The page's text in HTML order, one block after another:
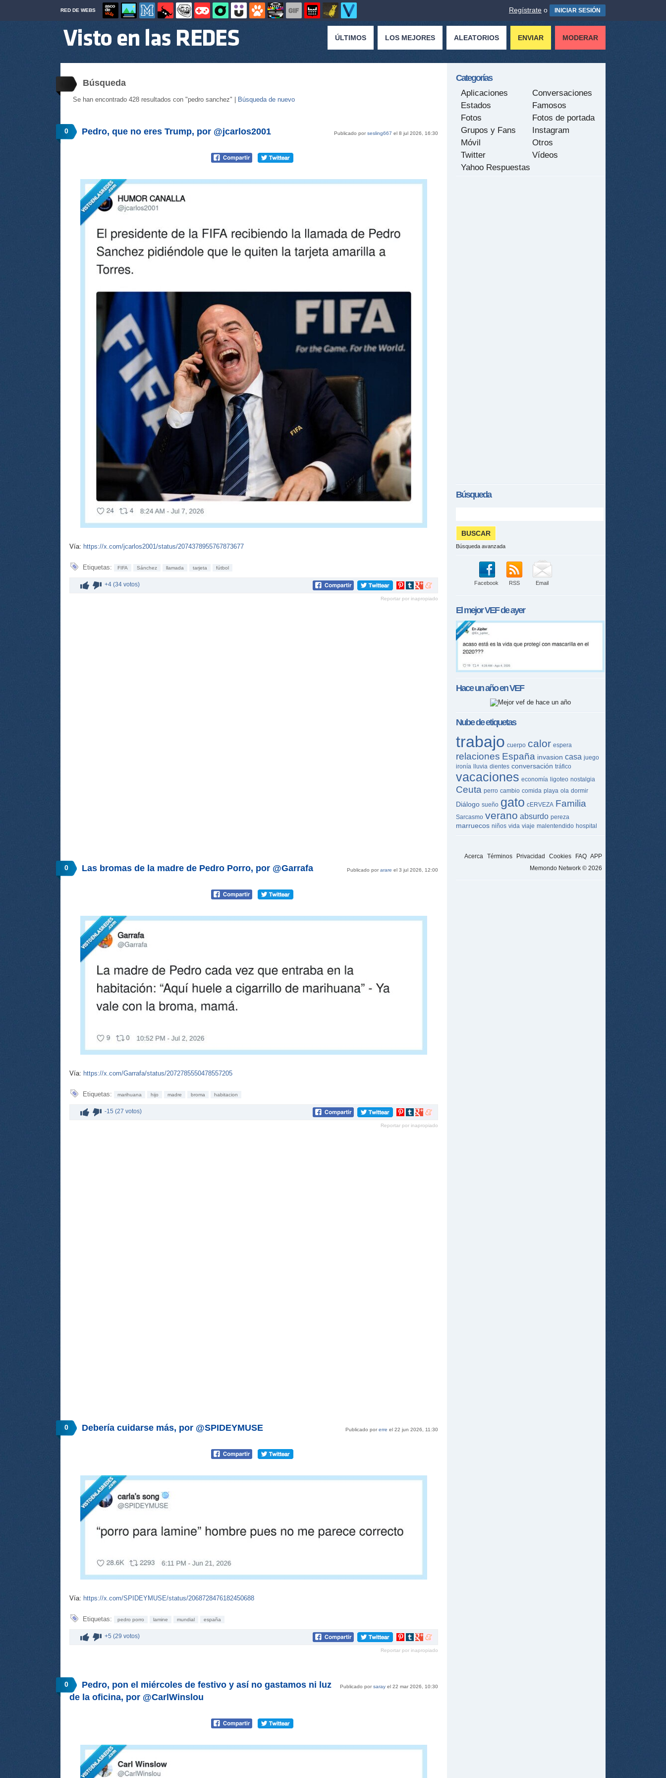
RED DE WEBS Regístrate o INICIAR SESIÓN
ÚLTIMOS LOS MEJORES ALEATORIOS ENVIAR MODERAR
Búsqueda
Se han encontrado 428 resultados con "pedro sanchez" | Búsqueda de nuevo
0 Publicado porsesling667 el 8 jul 2026, 16:30
Pedro, que no eres Trump, por @jcarlos2001
Vía: https://x.com/jcarlos2001/status/2074378955767873677
Etiquetas: FIFA Sánchez llamada tarjeta fútbol
+4 (34 votos)
Compartir
Pinterest
Compartir
tumblr
Compartir
Google+
Compartir
meneame
Reportar por inapropiado
0 Publicado porarare el 3 jul 2026, 12:00
Las bromas de la madre de Pedro Porro, por @Garrafa
Vía: https://x.com/Garrafa/status/2072785550478557205
Etiquetas: marihuana hijo madre broma habitacion
-15 (27 votos)
Compartir
Pinterest
Compartir
tumblr
Compartir
Google+
Compartir
meneame
Reportar por inapropiado
0 Publicado porerre el 22 jun 2026, 11:30
Debería cuidarse más, por @SPIDEYMUSE
Vía: https://x.com/SPIDEYMUSE/status/2068728476182450688
Etiquetas: pedro porro lamine mundial españa
+5 (29 votos)
Compartir
Pinterest
Compartir
tumblr
Compartir
Google+
Compartir
meneame
Reportar por inapropiado
0 Publicado porsaray el 22 mar 2026, 10:30
Pedro, pon el miércoles de festivo y así no gastamos ni luz
de la oficina, por @CarlWinslou
Categorías
Aplicaciones
Conversaciones
Estados
Famosos
Fotos
Fotos de portada
Grupos y Fans
Instagram
Móvil
Otros
Twitter
Vídeos
Yahoo Respuestas
Búsqueda
Búsqueda avanzada
Facebook RSS Email
El mejorVEFde ayer
Hace un año enVEF
Nube de etiquetas
trabajo cuerpo calor espera
relaciones España invasion casa juego
ironía lluvia dientes conversación tráfico
vacaciones economía ligoteo nostalgia
Ceuta perro cambio comida playa ola dormir
Diálogo sueño gato cERVEZA Familia
Sarcasmo verano absurdo pereza
marruecos niños vida viaje malentendido hospital
Acerca Términos Privacidad Cookies FAQ APP
Memondo Network © 2026